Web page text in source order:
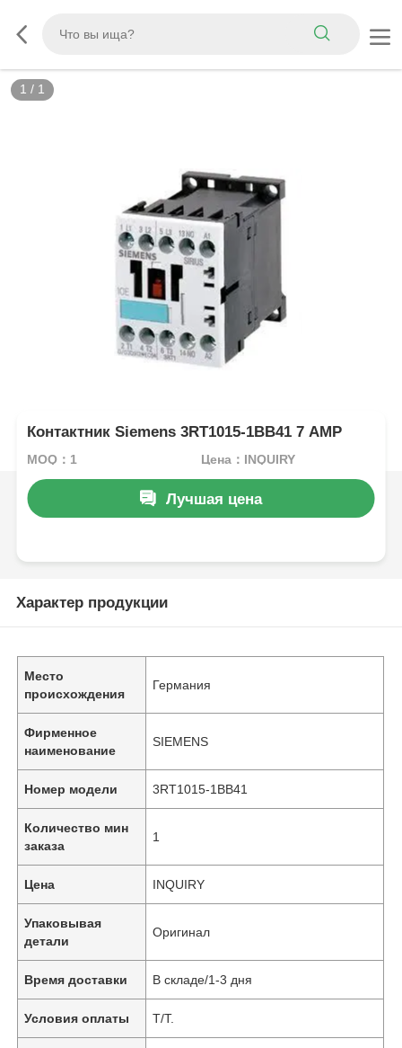
1 / 1
Контактник Siemens 3RT1015-1BB41 7 AMP
MOQ：1 Цена：INQUIRY
Лучшая цена
Характер продукции
Место
происхождения
Германия
Фирменное
наименование
SIEMENS
Номер модели 3RT1015-1BB41
Количество мин
заказа
1
Цена INQUIRY
Упаковывая
детали
Оригинал
Время доставки В складе/1-3 дня
Условия оплаты T/T.